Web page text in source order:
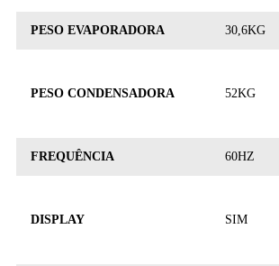
PESO EVAPORADORA 30,6KG
PESO CONDENSADORA 52KG
FREQUÊNCIA 60HZ
DISPLAY SIM